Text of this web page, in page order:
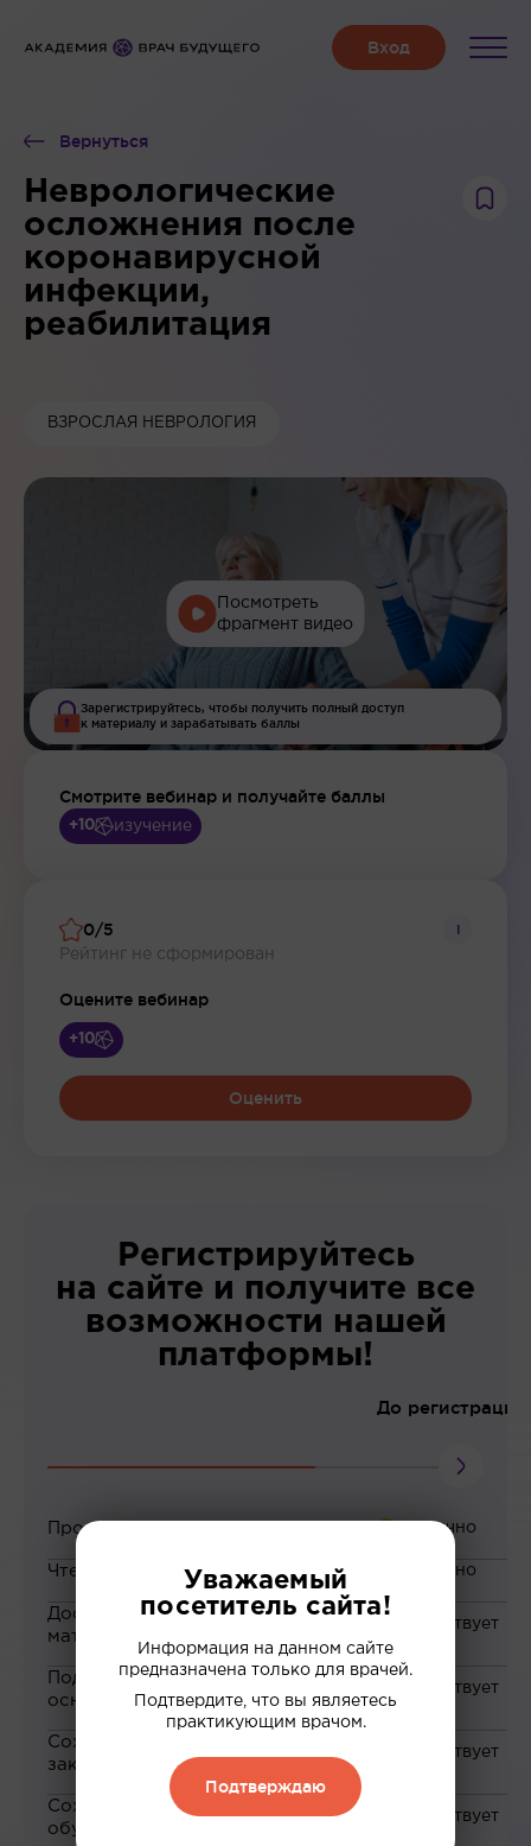
Вернуться
Неврологические
осложнения после
коронавирусной
инфекции,
реабилитация
ВЗРОСЛАЯ НЕВРОЛОГИЯ
Посмотреть
фрагмент видео
Зарегистрируйтесь, чтобы получить полный доступ
к материалу и зарабатывать баллы
Смотрите вебинар и получайте баллы
+10 изучение
0/5
Рейтинг не сформирован
i
Оцените вебинар
+10
Оценить
Регистрируйтесь
на сайте и получите все
возможности нашей
платформы!
До регистрации
Просмотр вебинаров
Чтение статей
Доступ к закрытым
материалам
Подборка материалов на
основе ваших интересов
Сохранение материалов в
закладки
Сохранение прогресса по
обучению
Уважаемый
посетитель сайта!
Информация на данном сайте
предназначена только для врачей.
Подтвердите, что вы являетесь
практикующим врачом.
Подтверждаю